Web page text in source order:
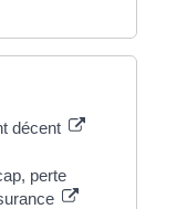
décent
perte